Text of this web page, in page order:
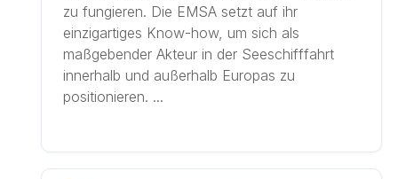
zu fungieren. Die EMSA setzt auf ihr
einzigartiges Know-how, um sich als
maßgebender Akteur in der Seeschifffahrt
innerhalb und außerhalb Europas zu
positionieren. ...